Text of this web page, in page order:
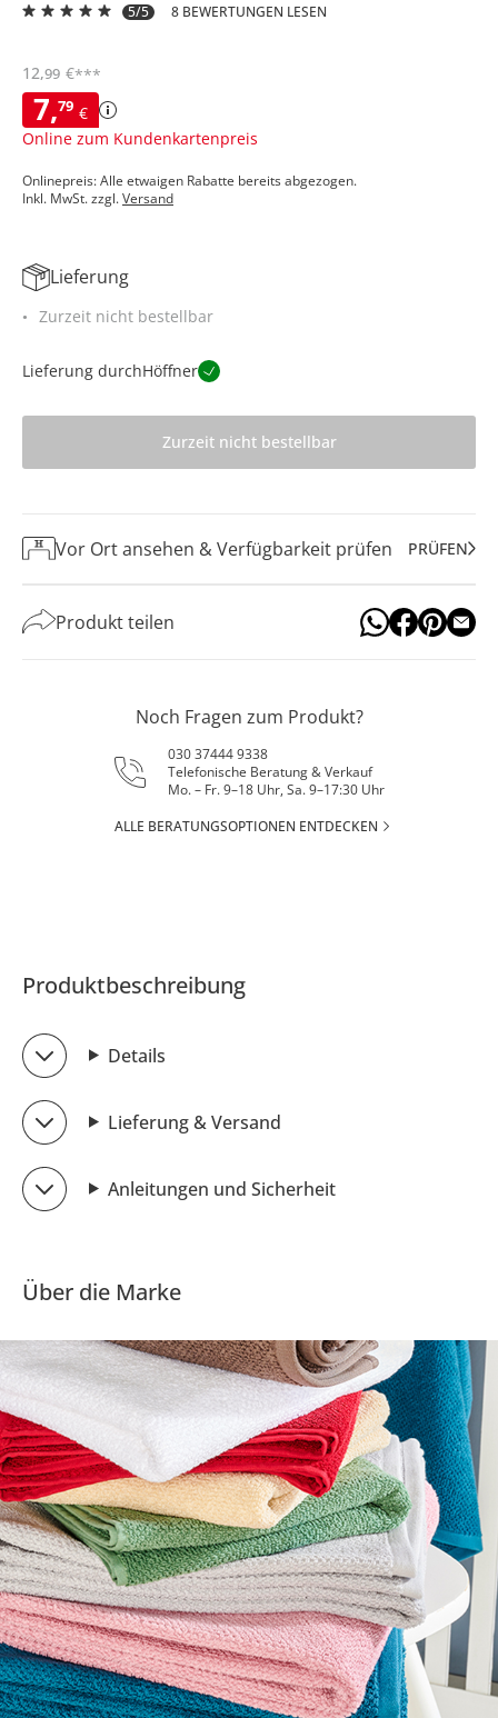
5/5
8 BEWERTUNGEN LESEN
7,79 €
Online zum Kundenkartenpreis
12,99 €***
Onlinepreis: Alle etwaigen Rabatte bereits abgezogen.
Inkl. MwSt. zzgl.Versand
Lieferung
Zurzeit nicht bestellbar
Lieferung durchHöffner
Zurzeit nicht bestellbar
Vor Ort ansehen & Verfügbarkeit prüfen PRÜFEN
Produkt teilen
Noch Fragen zum Produkt?
030 37444 9338
Telefonische Beratung & Verkauf
Mo. – Fr. 9–18 Uhr, Sa. 9–17:30 Uhr
ALLE BERATUNGSOPTIONEN ENTDECKEN
Produktbeschreibung
Details
Lieferung & Versand
Anleitungen und Sicherheit
Über die Marke